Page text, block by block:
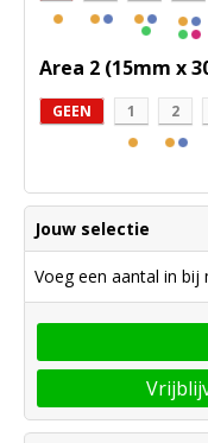
Area 2 (15mm x
GEEN 1 2
Jouw selectie
Voeg een aantal in bij